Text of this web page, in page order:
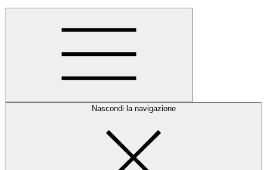
Nascondi la navigazione